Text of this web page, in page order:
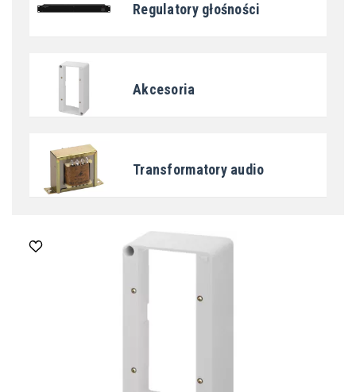
Regulatory głośności
Akcesoria
Transformatory audio